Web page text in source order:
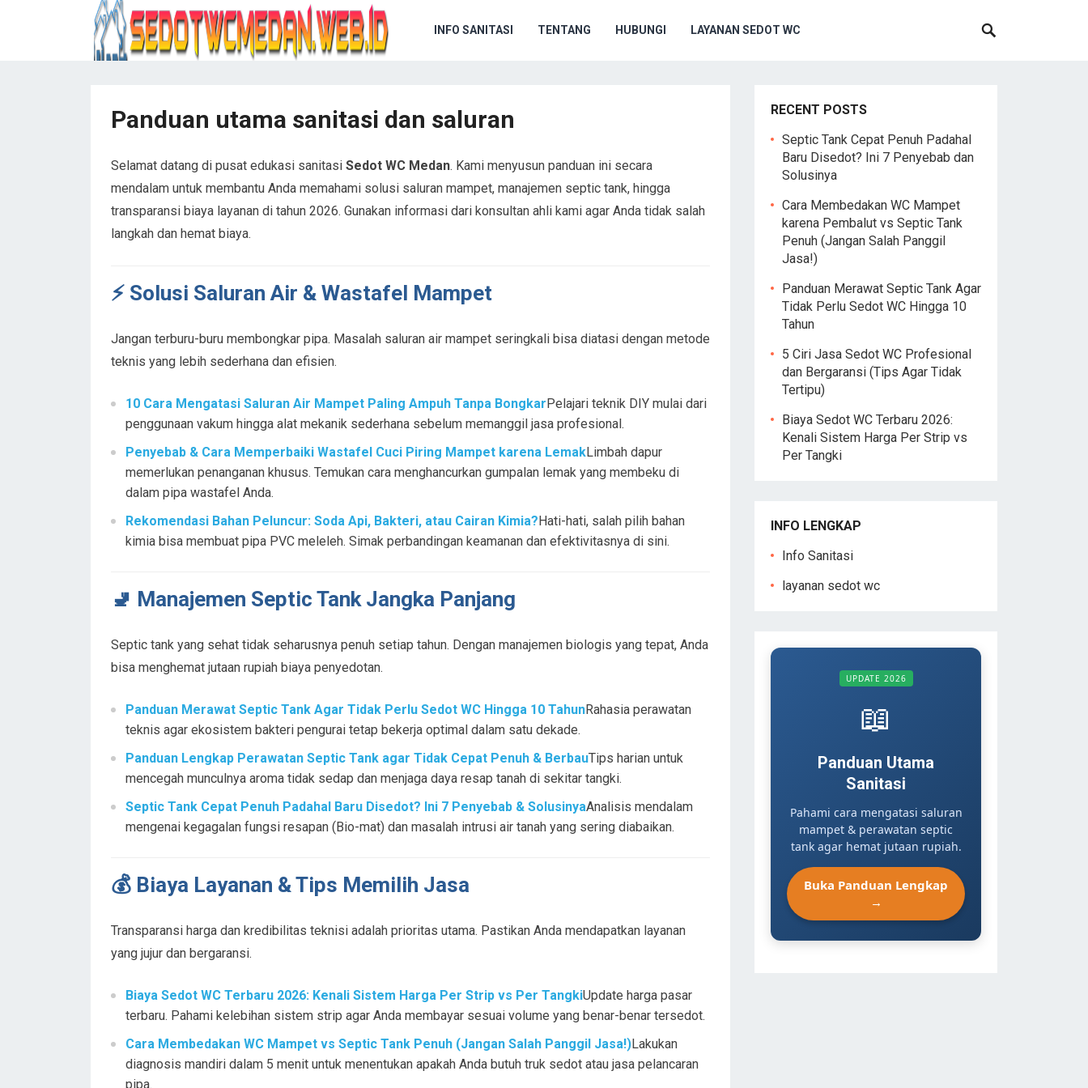
INFO SANITASI TENTANG HUBUNGI LAYANAN SEDOT WC
Panduan utama sanitasi dan saluran
Selamat datang di pusat edukasi sanitasi Sedot WC Medan. Kami menyusun panduan ini secara
mendalam untuk membantu Anda memahami solusi saluran mampet, manajemen septic tank, hingga
transparansi biaya layanan di tahun 2026. Gunakan informasi dari konsultan ahli kami agar Anda tidak salah
langkah dan hemat biaya.
⚡ Solusi Saluran Air & Wastafel Mampet
Jangan terburu-buru membongkar pipa. Masalah saluran air mampet seringkali bisa diatasi dengan metode
teknis yang lebih sederhana dan efisien.
10 Cara Mengatasi Saluran Air Mampet Paling Ampuh Tanpa BongkarPelajari teknik DIY mulai dari
penggunaan vakum hingga alat mekanik sederhana sebelum memanggil jasa profesional.
Penyebab & Cara Memperbaiki Wastafel Cuci Piring Mampet karena LemakLimbah dapur
memerlukan penanganan khusus. Temukan cara menghancurkan gumpalan lemak yang membeku di
dalam pipa wastafel Anda.
Rekomendasi Bahan Peluncur: Soda Api, Bakteri, atau Cairan Kimia?Hati-hati, salah pilih bahan
kimia bisa membuat pipa PVC meleleh. Simak perbandingan keamanan dan efektivitasnya di sini.
🚽 Manajemen Septic Tank Jangka Panjang
Septic tank yang sehat tidak seharusnya penuh setiap tahun. Dengan manajemen biologis yang tepat, Anda
bisa menghemat jutaan rupiah biaya penyedotan.
Panduan Merawat Septic Tank Agar Tidak Perlu Sedot WC Hingga 10 TahunRahasia perawatan
teknis agar ekosistem bakteri pengurai tetap bekerja optimal dalam satu dekade.
Panduan Lengkap Perawatan Septic Tank agar Tidak Cepat Penuh & BerbauTips harian untuk
mencegah munculnya aroma tidak sedap dan menjaga daya resap tanah di sekitar tangki.
Septic Tank Cepat Penuh Padahal Baru Disedot? Ini 7 Penyebab & SolusinyaAnalisis mendalam
mengenai kegagalan fungsi resapan (Bio-mat) dan masalah intrusi air tanah yang sering diabaikan.
💰 Biaya Layanan & Tips Memilih Jasa
Transparansi harga dan kredibilitas teknisi adalah prioritas utama. Pastikan Anda mendapatkan layanan
yang jujur dan bergaransi.
Biaya Sedot WC Terbaru 2026: Kenali Sistem Harga Per Strip vs Per TangkiUpdate harga pasar
terbaru. Pahami kelebihan sistem strip agar Anda membayar sesuai volume yang benar-benar tersedot.
Cara Membedakan WC Mampet vs Septic Tank Penuh (Jangan Salah Panggil Jasa!)Lakukan
diagnosis mandiri dalam 5 menit untuk menentukan apakah Anda butuh truk sedot atau jasa pelancaran
pipa.
RECENT POSTS
Septic Tank Cepat Penuh Padahal
Baru Disedot? Ini 7 Penyebab dan
Solusinya
Cara Membedakan WC Mampet
karena Pembalut vs Septic Tank
Penuh (Jangan Salah Panggil
Jasa!)
Panduan Merawat Septic Tank Agar
Tidak Perlu Sedot WC Hingga 10
Tahun
5 Ciri Jasa Sedot WC Profesional
dan Bergaransi (Tips Agar Tidak
Tertipu)
Biaya Sedot WC Terbaru 2026:
Kenali Sistem Harga Per Strip vs
Per Tangki
INFO LENGKAP
Info Sanitasi
layanan sedot wc
UPDATE 2026
📖
Panduan Utama
Sanitasi
Pahami cara mengatasi saluran
mampet & perawatan septic
tank agar hemat jutaan rupiah.
Buka Panduan Lengkap
→